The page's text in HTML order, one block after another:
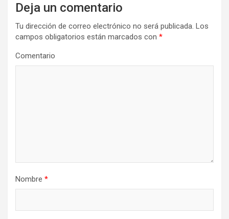
Deja un comentario
Tu dirección de correo electrónico no será publicada. Los
campos obligatorios están marcados con *
Comentario
Nombre *